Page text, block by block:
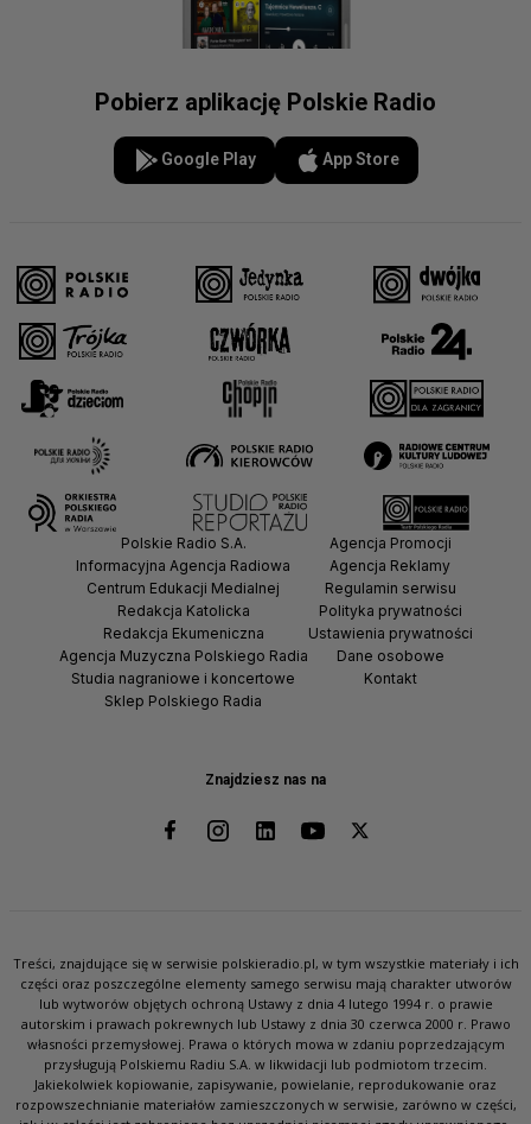
Pobierz aplikację Polskie Radio
Google Play App Store
Znajdziesz nas na
Polskie Radio S.A.
Informacyjna Agencja Radiowa
Centrum Edukacji Medialnej
Redakcja Katolicka
Redakcja Ekumeniczna
Agencja Muzyczna Polskiego Radia
Studia nagraniowe i koncertowe
Sklep Polskiego Radia
Agencja Promocji
Agencja Reklamy
Regulamin serwisu
Polityka prywatności
Ustawienia prywatności
Dane osobowe
Kontakt
Treści, znajdujące się w serwisie polskieradio.pl, w tym wszystkie materiały i ich
części oraz poszczególne elementy samego serwisu mają charakter utworów
lub wytworów objętych ochroną Ustawy z dnia 4 lutego 1994 r. o prawie
autorskim i prawach pokrewnych lub Ustawy z dnia 30 czerwca 2000 r. Prawo
własności przemysłowej. Prawa o których mowa w zdaniu poprzedzającym
przysługują Polskiemu Radiu S.A. w likwidacji lub podmiotom trzecim.
Jakiekolwiek kopiowanie, zapisywanie, powielanie, reprodukowanie oraz
rozpowszechnianie materiałów zamieszczonych w serwisie, zarówno w części,